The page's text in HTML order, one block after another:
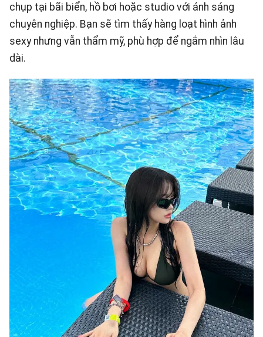
chụp tại bãi biển, hồ bơi hoặc studio với ánh sáng
chuyên nghiệp. Bạn sẽ tìm thấy hàng loạt hình ảnh
sexy nhưng vẫn thẩm mỹ, phù hợp để ngắm nhìn lâu
dài.